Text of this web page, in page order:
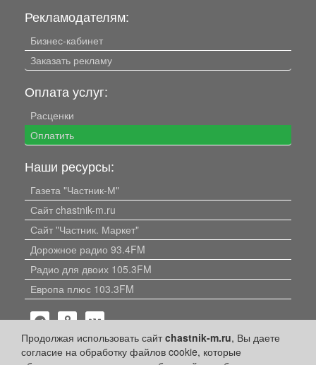
Продолжая использовать сайтchastnik-m.ru, Вы даете
согласие на обработку файлов cookie, которые
Рекламодателям:
Бизнес-кабинет
Заказать рекламу
Оплата услуг:
Расценки
Оплатить
Наши ресурсы:
Газета "Частник-М"
Сайт chastnik-m.ru
Сайт "Частник. Маркет"
Дорожное радио 93.4FM
Радио для двоих 105.3FM
Европа плюс 103.3FM